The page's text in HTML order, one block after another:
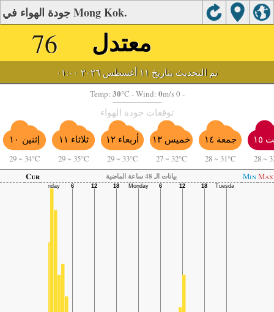
جودة الهواء في Mong Kok.
76 معتدل
تم التحديث بتاريخ ١١ أغسطس ٢٠٢٦ ٠١:٠٠
Temp: 30°C - Wind: 0m/s 0 -
توقعات جودة الهواء
إثنين ١٠
29 ~ 34°C
ثلاثاء ١١
29 ~ 35°C
أربعاء ١٢
29 ~ 33°C
خميس ١٣
27 ~ 32°C
جمعة ١٤
28 ~ 31°C 28 ~
Cur
بيانات الـ 48 ساعة الماضية MinMax